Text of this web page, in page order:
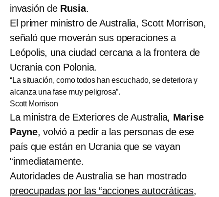
invasión de Rusia.
El primer ministro de Australia, Scott Morrison,
señaló que moverán sus operaciones a
Leópolis, una ciudad cercana a la frontera de
Ucrania con Polonia.
“La situación, como todos han escuchado, se deteriora y
alcanza una fase muy peligrosa”.
Scott Morrison
La ministra de Exteriores de Australia, Marise
Payne, volvió a pedir a las personas de ese
país que están en Ucrania que se vayan
“inmediatamente.
Autoridades de Australia se han mostrado
preocupadas por las “acciones autocráticas,